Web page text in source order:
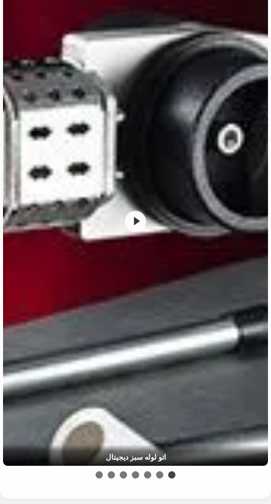
اتو لوله سبز دیجیتال